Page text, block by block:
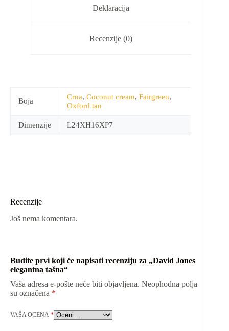
Deklaracija
Recenzije (0)
Boja Crna, Coconut cream, Fairgreen,
Oxford tan
Dimenzije L24XH16XP7
Recenzije
Još nema komentara.
Budite prvi koji će napisati recenziju za „David Jones
elegantna tašna“
Vaša adresa e-pošte neće biti objavljena. Neophodna polja
su označena *
VAŠA OCENA *